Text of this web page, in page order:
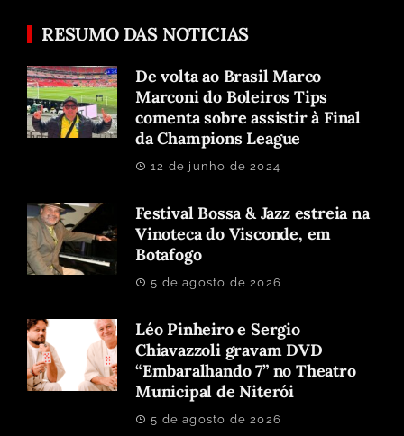
RESUMO DAS NOTICIAS
De volta ao Brasil Marco
Marconi do Boleiros Tips
comenta sobre assistir à Final
da Champions League
12 de junho de 2024
Festival Bossa & Jazz estreia na
Vinoteca do Visconde, em
Botafogo
5 de agosto de 2026
Léo Pinheiro e Sergio
Chiavazzoli gravam DVD
“Embaralhando 7” no Theatro
Municipal de Niterói
5 de agosto de 2026